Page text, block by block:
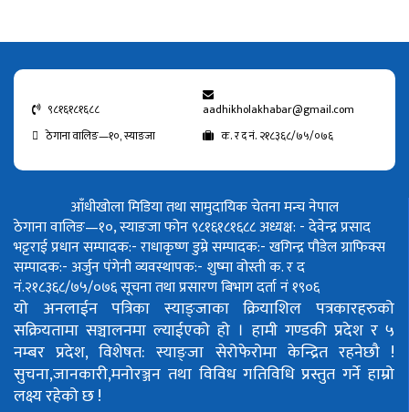
९८१६१८१६८८
aadhikholakhabar@gmail.com
ठेगाना वालिङ—१०, स्याङजा
क. र द नं. २१८३६८/७५/०७६
आँधीखोला मिडिया तथा सामुदायिक चेतना मन्च नेपाल
ठेगाना वालिङ—१०, स्याङजा फोन ९८१६१८१६८८अध्यक्ष: - देवेन्द्र प्रसाद
भट्टराईप्रधान सम्पादक:- राधाकृष्ण डुम्रेसम्पादक:- खगिन्द्र पौडेलग्राफिक्स
सम्पादक:- अर्जुन पंगेनीव्यवस्थापक:- शुष्मा वोस्तीक. र द
नं.२१८३६८/७५/०७६सूचना तथा प्रसारण बिभाग दर्ता नं १९०६
यो अनलाईन पत्रिका स्याङ्जाका क्रियाशिल पत्रकारहरुको
सक्रियतामा सञ्चालनमा ल्याईएको हो । हामी गण्डकी प्रदेश र ५
नम्बर प्रदेश, विशेषत: स्याङ्जा सेरोफेरोमा केन्द्रित रहनेछौ !
सुचना,जानकारी,मनोरञ्जन तथा विविध गतिविधि प्रस्तुत गर्ने हाम्रो
लक्ष्य रहेको छ !